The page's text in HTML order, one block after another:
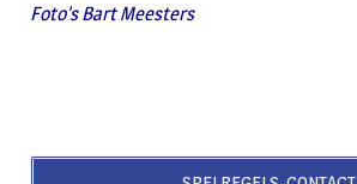
Foto’s Bart Meesters